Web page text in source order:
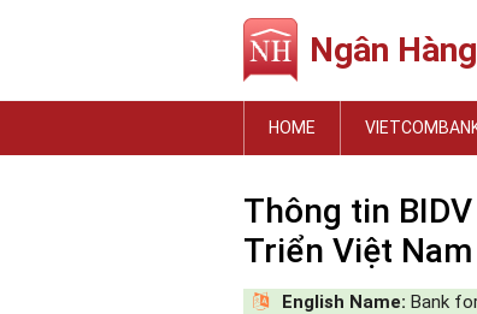
Ngân Hàng
HOME
Thông tin
Triển Việt Nam
English Name: Bank